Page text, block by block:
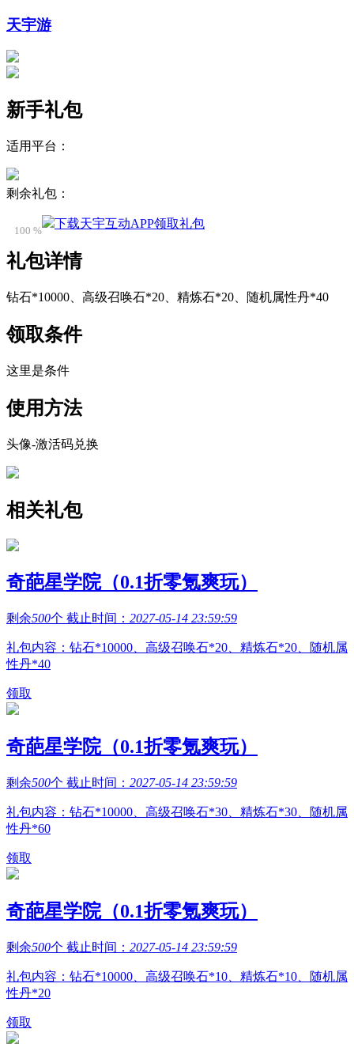
天宇游
新手礼包
适用平台：
剩余礼包：
100 %
下载天宇互动APP领取礼包
礼包详情
钻石*10000、高级召唤石*20、精炼石*20、随机属性丹*40
领取条件
这里是条件
使用方法
头像-激活码兑换
相关礼包
奇葩星学院（0.1折零氪爽玩）
剩余500个 截止时间： 2027-05-14 23:59:59
礼包内容：钻石*10000、高级召唤石*20、精炼石*20、随机属
性丹*40
领取
奇葩星学院（0.1折零氪爽玩）
剩余500个 截止时间： 2027-05-14 23:59:59
礼包内容：钻石*10000、高级召唤石*30、精炼石*30、随机属
性丹*60
领取
奇葩星学院（0.1折零氪爽玩）
剩余500个 截止时间： 2027-05-14 23:59:59
礼包内容：钻石*10000、高级召唤石*10、精炼石*10、随机属
性丹*20
领取